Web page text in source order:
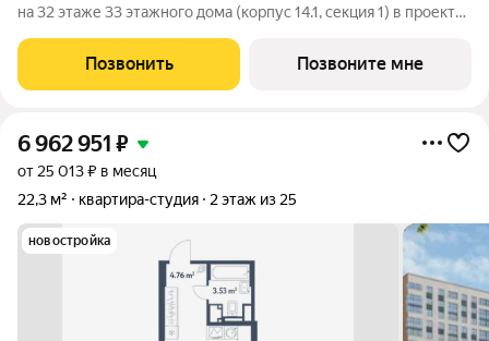
на 32 этаже 33 этажного дома (корпус 14.1, секция 1) в проекте
пешком до станции метро «Братиславская» и МЦД «Перерва».
11 минут на
Позвонить Позвоните мне
6 962 951 ₽
от 25 013 ₽ в месяц
22,3 м²
квартира-студия 2 этаж из 25
новостройка